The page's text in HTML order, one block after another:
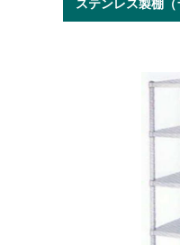
ステンレス製棚